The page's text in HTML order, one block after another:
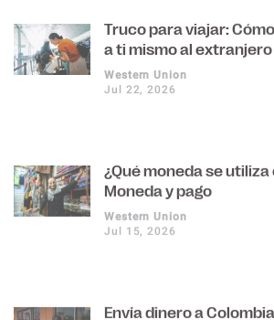
a ti mismo al extranjero
Jul 22, 2026
Moneda y pago
Western Union
Jul 15, 2026